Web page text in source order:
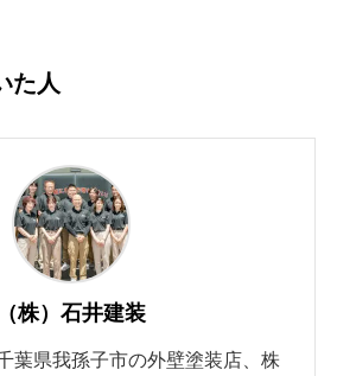
た人
（株）石井建装
葉県我孫子市の外壁塗装店、株